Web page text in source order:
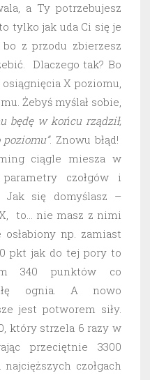
a Ty potrzebujesz
tylko jak uda Ci się je
z przodu zbierzesz
Dlaczego tak? Bo
X poziomu,
Żebyś myślał sobie,
będę w końcu rządził,
. Znowu błąd!
ciągle miesza w
czołgów i
Jak się domyślasz –
to… nie masz z nimi
osłabiony np. zamiast
pkt jak do tej pory to
340 punktów co
ognia. A nowo
jest potworem siły.
który strzela 6 razy w
przeciętnie 3300
czołgach